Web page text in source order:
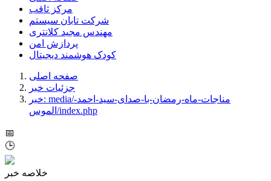
مرکز ثاقب
شرکت تابان سیستم
مهندس مجید کلانتری
پردازش امن
کودک هوشمند دیجیتال
صفحه اصلی
جزئیات خبر
خبر: media/مناجات-ماه-رمضان-با-صدای-سید-احمد-
الموس/index.php
📅
🕒
خلاصه خبر